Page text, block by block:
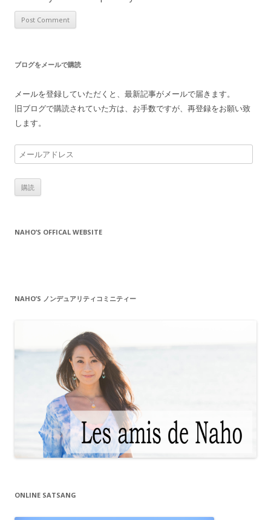
ブログをメールで購読
メールを登録していただくと、最新記事がメールで届きます。
旧ブログで購読されていた方は、お手数ですが、再登録をお願い致
します。
メ
ー
ル
ア
NAHO’S OFFICAL WEBSITE
NAHO’S ノンデュアリティコミニティー
ONLINE SATSANG